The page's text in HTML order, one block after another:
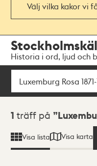
Välj vilka kakor vi
navigationen
huvudinnehållet
Historia i ord, ljud och
Sök
Sökresultat
1 träff på
Visa lista Visa karta